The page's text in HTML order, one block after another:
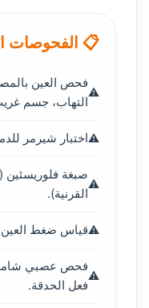
📋 الفحوصات
فحص العين
التهاب، جسم
اختبار شيرمر
صبغة
القرنية).
قياس ضغط العين
فحص عصبي
فعل الحدقة.